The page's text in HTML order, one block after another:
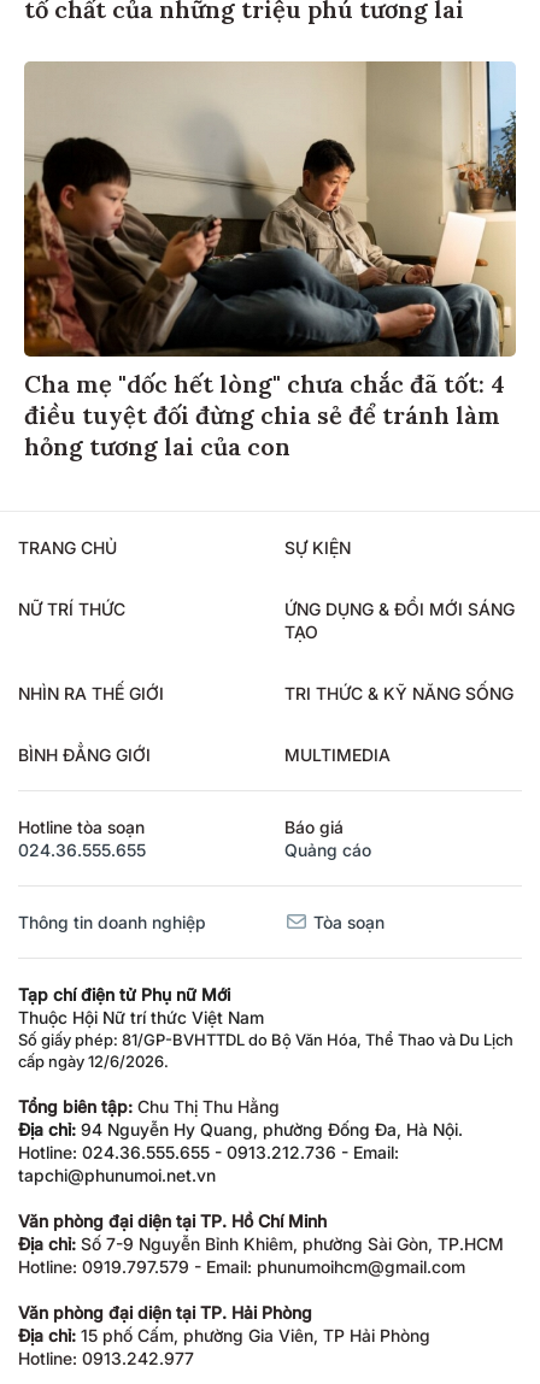
tố chất của những triệu phú tương lai
Cha mẹ "dốc hết lòng" chưa chắc đã tốt: 4
điều tuyệt đối đừng chia sẻ để tránh làm
hỏng tương lai của con
TRANG CHỦ SỰ KIỆN
NỮ TRÍ THỨC
ỨNG DỤNG & ĐỔI MỚI SÁNG
TẠO
NHÌN RA THẾ GIỚI TRI THỨC & KỸ NĂNG SỐNG
BÌNH ĐẲNG GIỚI MULTIMEDIA
Hotline tòa soạn
024.36.555.655
Báo giá
Quảng cáo
Thông tin doanh nghiệp Tòa soạn
Tạp chí điện tử Phụ nữ Mới
Thuộc Hội Nữ trí thức Việt Nam
Số giấy phép: 81/GP-BVHTTDL do Bộ Văn Hóa, Thể Thao và Du Lịch
cấp ngày 12/6/2026.
Tổng biên tập: Chu Thị Thu Hằng
Địa chỉ: 94 Nguyễn Hy Quang, phường Đống Đa, Hà Nội.
Hotline: 024.36.555.655 - 0913.212.736 - Email:
tapchi@phunumoi.net.vn
Văn phòng đại diện tại TP. Hồ Chí Minh
Địa chỉ: Số 7-9 Nguyễn Bỉnh Khiêm, phường Sài Gòn, TP.HCM
Hotline: 0919.797.579 - Email: phunumoihcm@gmail.com
Văn phòng đại diện tại TP. Hải Phòng
Địa chỉ: 15 phố Cấm, phường Gia Viên, TP Hải Phòng
Hotline: 0913.242.977